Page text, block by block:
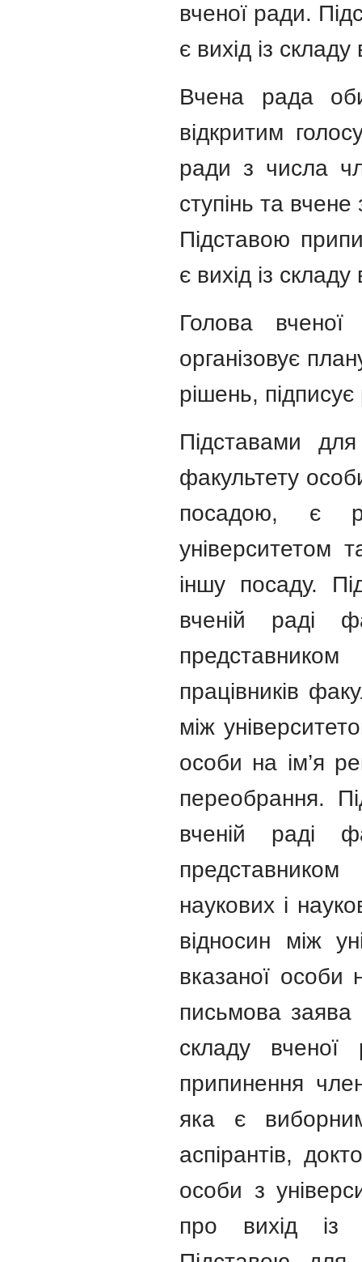
вченої ради.
є вихід із
Вчена рада
відкритим
ради з числа
ступінь та
Підставою
є вихід із
Голова
організовує
рішень,
Підставами
факультету
посадою, є
університетом
іншу посаду.
вченій раді
працівників
між
особи на ім’я
переобрання.
вченій раді
представником
наукових і
відносин між
вказаної особи
письмова заява
складу
припинення
яка є
аспірантів,
особи з
про вихід із